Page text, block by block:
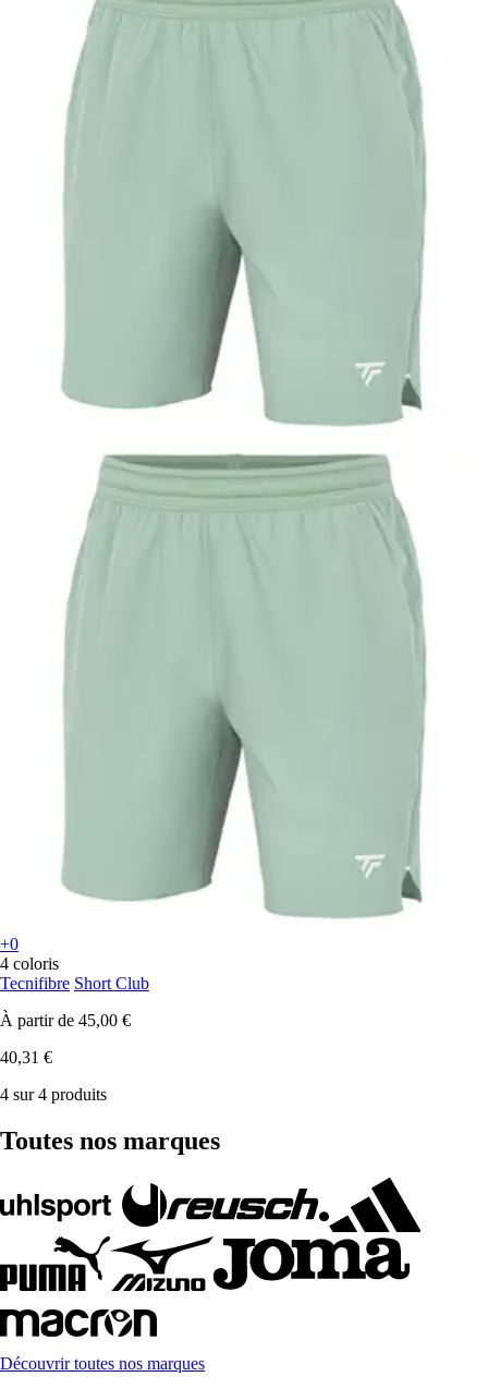
+0
4 coloris
Tecnifibre Short Club
À partir de 45,00 €
40,31 €
4 sur 4 produits
Toutes nos marques
Découvrir toutes nos marques